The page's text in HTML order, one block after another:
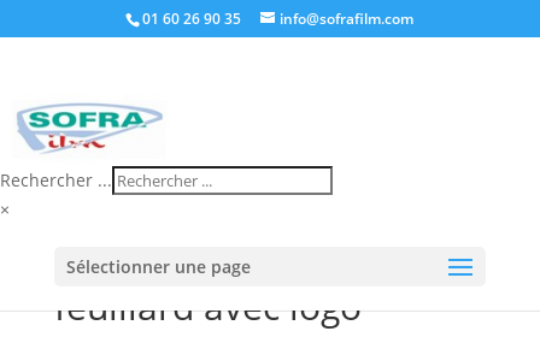
01 60 26 90 35 info@sofrafilm.com
Rechercher ...
×
Sélectionner une page
logo”
feuillard avec logo